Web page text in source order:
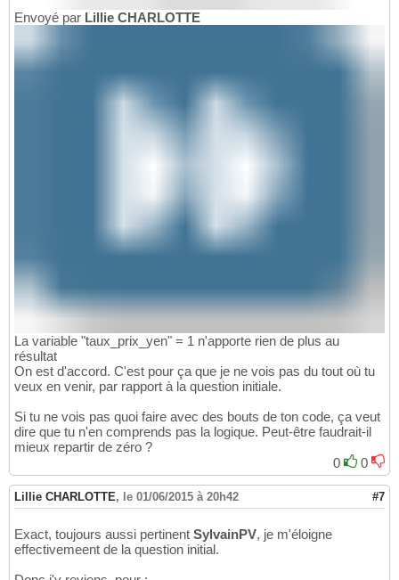
Envoyé par Lillie CHARLOTTE
La variable "taux_prix_yen" = 1 n'apporte rien de plus au
résultat
On est d'accord. C'est pour ça que je ne vois pas du tout où tu
veux en venir, par rapport à la question initiale.
Si tu ne vois pas quoi faire avec des bouts de ton code, ça veut
dire que tu n'en comprends pas la logique. Peut-être faudrait-il
mieux repartir de zéro ?
0
0
Lillie CHARLOTTE, le 01/06/2015 à 20h42 #7
Exact, toujours aussi pertinent SylvainPV, je m'éloigne
effectivemeent de la question initial.